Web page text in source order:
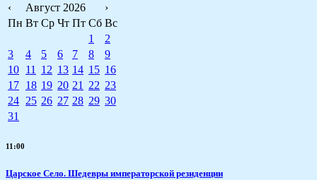
‹
Август 2026
›
Пн Вт Ср Чт Пт Сб Вс
1
2
3
4 5 6 7 8
9
10 11 12 13 14 15 16
17 18 19 20 21 22 23
24 25 26 27 28 29 30
31
11:00
Царское Село. Шедевры императорской резиденции